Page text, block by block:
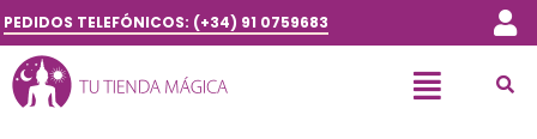
PEDIDOS TELEFÓNICOS: (+34) 91 0759683